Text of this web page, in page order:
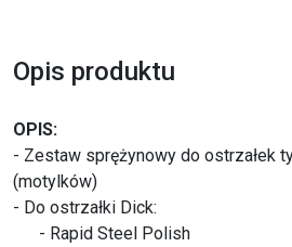
Opis produktu
OPIS:
- Zestaw sprężynowy do ostrzałek
(motylków)
- Do ostrzałki Dick:
- Rapid Steel Polish